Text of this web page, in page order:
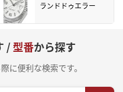
ランドドゥエラー
/型番から探す
に便利な検索です。